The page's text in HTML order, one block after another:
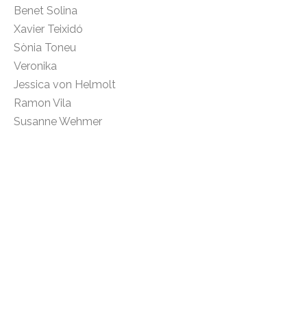
Benet Solina
Xavier Teixidó
Sònia Toneu
Veronika
Jessica von Helmolt
Ramon Vila
Susanne Wehmer